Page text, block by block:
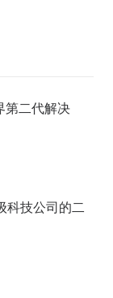
第二代解决
科技公司的二